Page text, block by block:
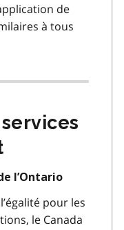
de
à tous
l’Ontario
pour les
le Canada